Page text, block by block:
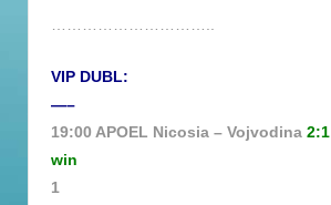
VIP DUBL:
—–
19:00 APOEL Nicosia – Vojvodina 2:1
win
1